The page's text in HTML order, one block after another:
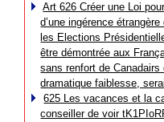
Art 626 Créer une Loi
d’une ingérence
les Elections
être démontrée aux
sans renfort de
dramatique faiblesse,
625 Les vacances et la
conseiller de voir